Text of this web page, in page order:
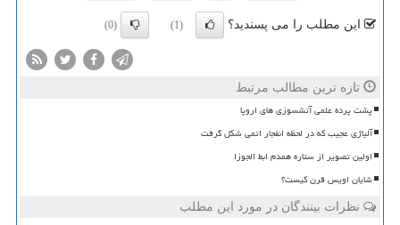
این مطلب را می پسندید؟ (1)
(0)
تازه ترین مطالب مرتبط
پشت پرده علمی آتشسوزی های اروپا
آلیاژی عجیب که در لحظه انفجار اتمی شکل گرفت
اولین تصویر از ستاره همدم ابط الجوزا
شایان اویس قرن کیست؟
نظرات بینندگان در مورد این مطلب